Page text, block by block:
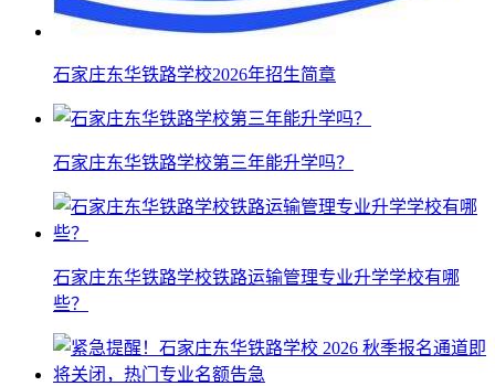
石家庄东华铁路学校2026年招生简章
石家庄东华铁路学校第三年能升学吗？
石家庄东华铁路学校铁路运输管理专业升学学校有哪
些？